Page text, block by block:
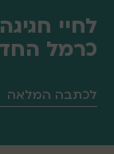
לחיי
כרמל
לכתבה המלאה